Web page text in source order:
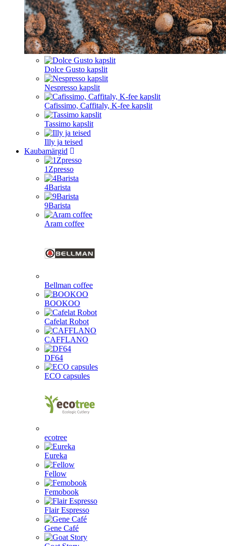
Dolce Gusto kapslit
Nespresso kapslit
Cafissimo, Caffitaly, K-fee kapslit
Tassimo kapslit
Illy ja teised
Kaubamärgid
1Zpresso
4Barista
9Barista
Aram coffee
Bellman coffee
BOOKOO
Cafelat Robot
CAFFLANO
DF64
ECO capsules
ecotree
Eureka
Fellow
Femobook
Flair Espresso
Gene Café